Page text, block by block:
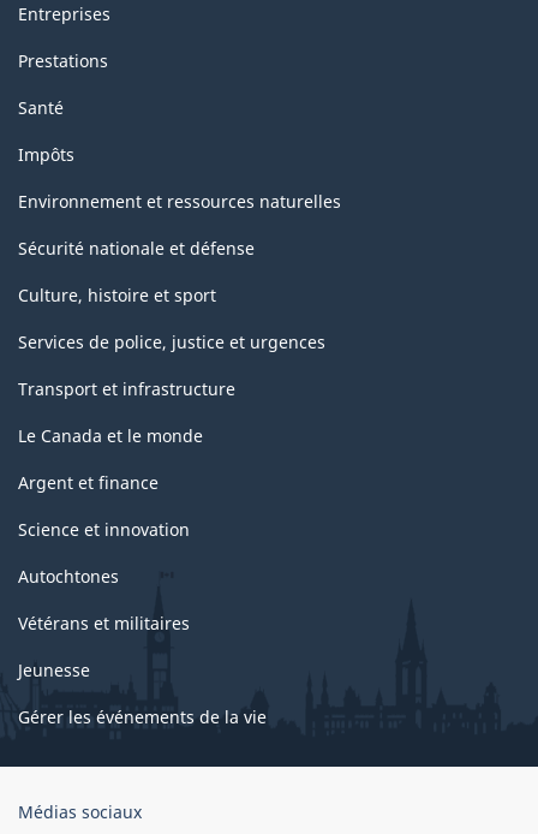
Entreprises
Prestations
Santé
Impôts
Environnement et ressources naturelles
Sécurité nationale et défense
Culture, histoire et sport
Services de police, justice et urgences
Transport et infrastructure
Le Canada et le monde
Argent et finance
Science et innovation
Autochtones
Vétérans et militaires
Jeunesse
Gérer les événements de la vie
Organisation
Médias sociaux